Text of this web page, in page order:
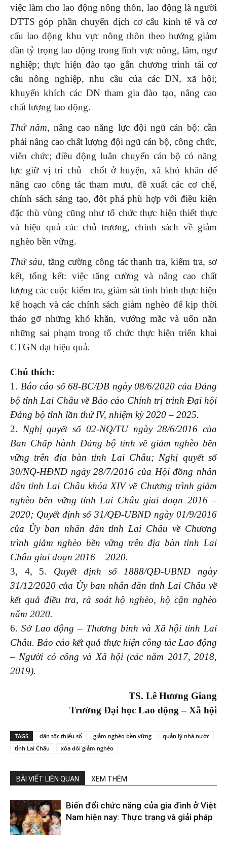
việc làm cho lao động nông thôn, lao động là người
DTTS góp phần chuyển dịch cơ cấu kinh tế và cơ
cấu lao động khu vực nông thôn theo hướng giảm
dần tỷ trọng lao động trong lĩnh vực nông, lâm, ngư
nghiệp; thực hiện đào tạo gắn chương trình tái cơ
cấu nông nghiệp, nhu cầu của các DN, xã hội;
khuyến khích các DN tham gia đào tạo, nâng cao
chất lượng lao động.
Thứ năm, nâng cao năng lực đội ngũ cán bộ: cần
phải nâng cao chất lượng đội ngũ cán bộ, công chức,
viên chức; điều động luân chuyển cán bộ có năng
lực giữ vị trí chủ chốt ở huyện, xã khó khăn để
nâng cao công tác tham mưu, đề xuất các cơ chế,
chính sách sáng tạo, đột phá phù hợp với điều kiện
đặc thù vùng cũng như tổ chức thực hiện thiết thực
và hiệu quả các chủ trương, chính sách về giảm
nghèo bền vững.
Thứ sáu, tăng cường công tác thanh tra, kiểm tra, sơ
kết, tổng kết: việc tăng cường và nâng cao chất
lượng các cuộc kiểm tra, giám sát tình hình thực hiện
kế hoạch và các chính sách giảm nghèo để kịp thời
tháo gỡ những khó khăn, vướng mắc và uốn nắn
những sai phạm trong tổ chức thực hiện triển khai
CTGN đạt hiệu quả.
Chú thích:
1. Báo cáo số 68-BC/ĐB ngày 08/6/2020 của Đảng
bộ tỉnh Lai Châu về Báo cáo Chính trị trình Đại hội
Đảng bộ tỉnh lần thứ IV, nhiệm kỳ 2020 – 2025.
2. Nghị quyết số 02-NQ/TU ngày 28/6/2016 của
Ban Chấp hành Đảng bộ tỉnh về giảm nghèo bền
vững trên địa bàn tỉnh Lai Châu; Nghị quyết số
30/NQ-HĐND ngày 28/7/2016 của Hội đồng nhân
dân tỉnh Lai Châu khóa XIV về Chương trình giảm
nghèo bền vững tỉnh Lai Châu giai đoạn 2016 –
2020; Quyết định số 31/QĐ-UBND ngày 01/9/2016
của Ủy ban nhân dân tỉnh Lai Châu về Chương
trình giảm nghèo bền vững trên địa bàn tỉnh Lai
Châu giai đoạn 2016 – 2020.
3, 4, 5. Quyết định số 1888/QĐ-UBND ngày
31/12/2020 của Ủy ban nhân dân tỉnh Lai Châu về
kết quả điều tra, rà soát hộ nghèo, hộ cận nghèo
năm 2020.
6. Sở Lao động – Thương binh và Xã hội tỉnh Lai
Châu. Báo cáo kết quả thực hiện công tác Lao động
– Người có công và Xã hội (các năm 2017, 2018,
2019).
TS. Lê Hương Giang
Trường Đại học Lao động – Xã hội
TAGS dân tộc thiểu số giảm nghèo bền vững
quản lý nhà nước
tỉnh Lai Châu
xóa đói giảm nghèo
BÀI VIẾT LIÊN QUAN XEM THÊM
Biến đổi chức năng của gia đình ở Việt
Nam hiện nay: Thực trạng và giải pháp